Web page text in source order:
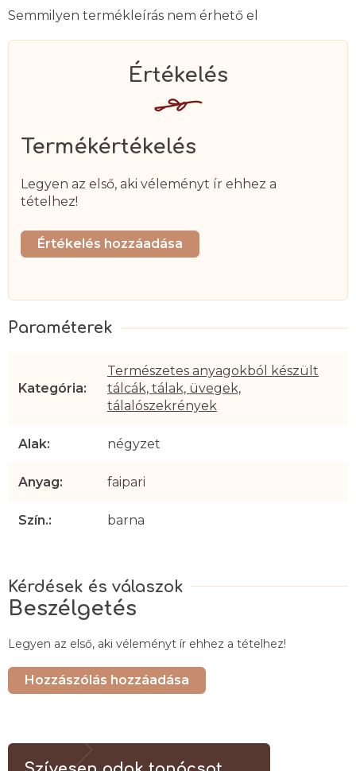
Semmilyen termékleírás nem érhető el
Termékértékelés
Legyen az első, aki véleményt ír ehhez a
tételhez!
Értékelés hozzáadása
Beszélgetés
Legyen az első, aki véleményt ír ehhez a tételhez!
Hozzászólás hozzáadása
Kategória:
Természetes anyagokból készült
tálcák, tálak, üvegek,
tálalószekrények
Alak: négyzet
Anyag: faipari
Szín.: barna